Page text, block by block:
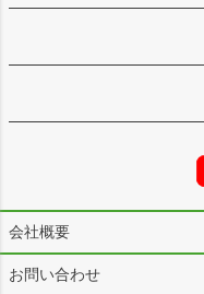
会社概要
お問い合わせ